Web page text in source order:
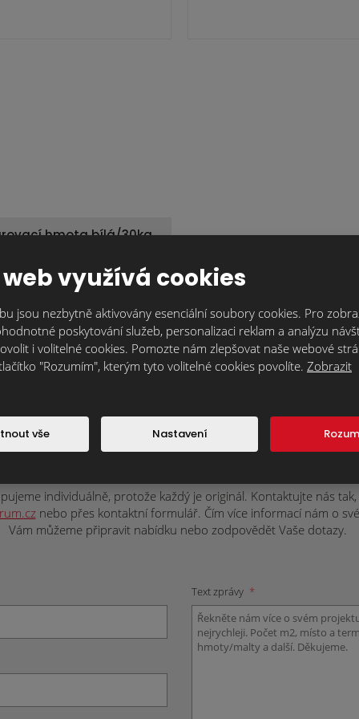
hmota bílá/30kg
619,8 Kč
nebo máte nějaké dotazy?
nabídku nebo doplňující
individuálně, protože každý je originál. Kontaktujte nás
nebo přes kontaktní formulář. Čím více informací nám o
Vám můžeme připravit nabídku nebo zodpovědět Vaše dotazy.
Text zprávy *
využívá cookies
jsou nezbytně aktivovány esenciální soubory cookies. Pro
poskytování služeb, personalizaci reklam a analýzu
i volitelné cookies. Pomozte nám zlepšovat naše webové
"Rozumím", kterým tyto volitelné cookies povolíte. Zobrazit
vše Nastavení